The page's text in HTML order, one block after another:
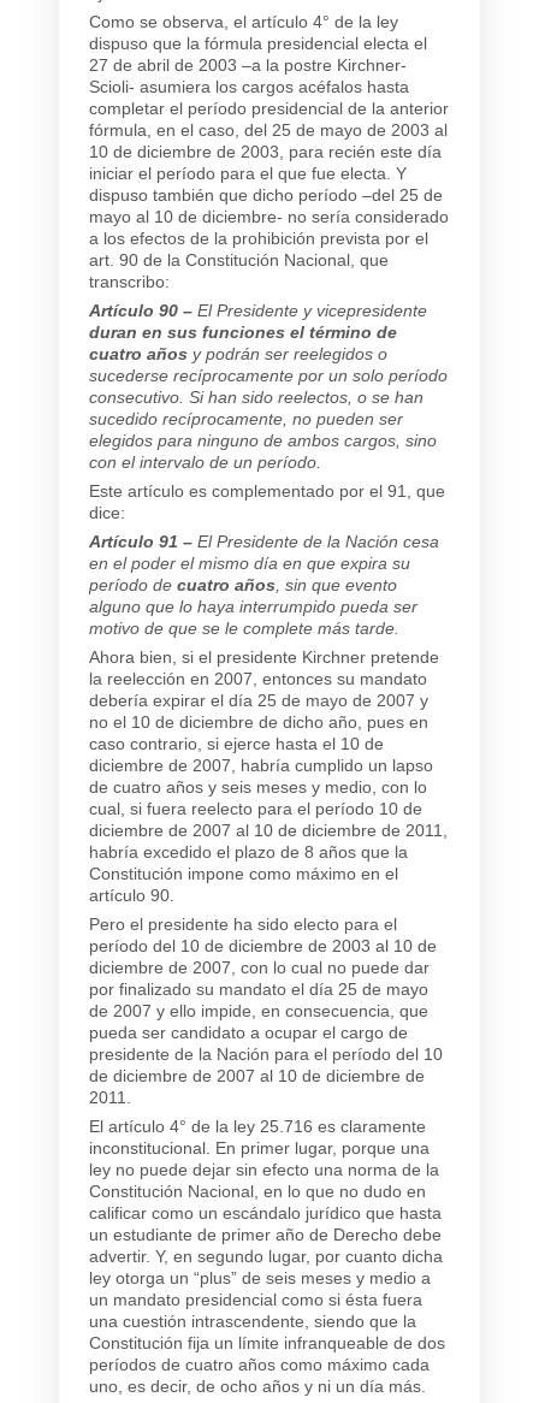
Como se observa, el artículo 4° de la ley
dispuso que la fórmula presidencial electa el
27 de abril de 2003 –a la postre Kirchner-
Scioli- asumiera los cargos acéfalos hasta
completar el período presidencial de la anterior
fórmula, en el caso, del 25 de mayo de 2003 al
10 de diciembre de 2003, para recién este día
iniciar el período para el que fue electa. Y
dispuso también que dicho período –del 25 de
mayo al 10 de diciembre- no sería considerado
a los efectos de la prohibición prevista por el
art. 90 de la Constitución Nacional, que
transcribo:
Artículo 90 – El Presidente y vicepresidente
duran en sus funciones el término de
cuatro años y podrán ser reelegidos o
sucederse recíprocamente por un solo período
consecutivo. Si han sido reelectos, o se han
sucedido recíprocamente, no pueden ser
elegidos para ninguno de ambos cargos, sino
con el intervalo de un período.
Este artículo es complementado por el 91, que
dice:
Artículo 91 – El Presidente de la Nación cesa
en el poder el mismo día en que expira su
período de cuatro años , sin que evento
alguno que lo haya interrumpido pueda ser
motivo de que se le complete más tarde.
Ahora bien, si el presidente Kirchner pretende
la reelección en 2007, entonces su mandato
debería expirar el día 25 de mayo de 2007 y
no el 10 de diciembre de dicho año, pues en
caso contrario, si ejerce hasta el 10 de
diciembre de 2007, habría cumplido un lapso
de cuatro años y seis meses y medio, con lo
cual, si fuera reelecto para el período 10 de
diciembre de 2007 al 10 de diciembre de 2011,
habría excedido el plazo de 8 años que la
Constitución impone como máximo en el
artículo 90.
Pero el presidente ha sido electo para el
período del 10 de diciembre de 2003 al 10 de
diciembre de 2007, con lo cual no puede dar
por finalizado su mandato el día 25 de mayo
de 2007 y ello impide, en consecuencia, que
pueda ser candidato a ocupar el cargo de
presidente de la Nación para el período del 10
de diciembre de 2007 al 10 de diciembre de
2011.
El artículo 4° de la ley 25.716 es claramente
inconstitucional. En primer lugar, porque una
ley no puede dejar sin efecto una norma de la
Constitución Nacional, en lo que no dudo en
calificar como un escándalo jurídico que hasta
un estudiante de primer año de Derecho debe
advertir. Y, en segundo lugar, por cuanto dicha
ley otorga un “plus” de seis meses y medio a
un mandato presidencial como si ésta fuera
una cuestión intrascendente, siendo que la
Constitución fija un límite infranqueable de dos
períodos de cuatro años como máximo cada
uno, es decir, de ocho años y ni un día más.